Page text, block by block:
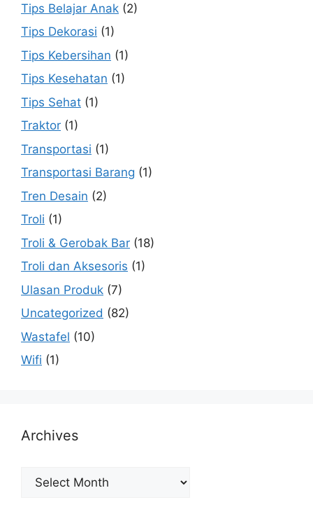
Tips Belajar Anak (2)
Tips Dekorasi (1)
Tips Kebersihan (1)
Tips Kesehatan (1)
Tips Sehat (1)
Traktor (1)
Transportasi (1)
Transportasi Barang (1)
Tren Desain (2)
Troli (1)
Troli & Gerobak Bar (18)
Troli dan Aksesoris (1)
Ulasan Produk (7)
Uncategorized (82)
Wastafel (10)
Wifi (1)
Archives
Archives